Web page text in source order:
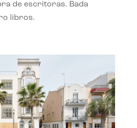
de escritoras. Bada
libros.